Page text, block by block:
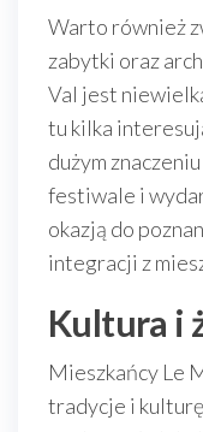
Warto również
zabytki oraz
Val jest
tu kilka
dużym
festiwale i
okazją do
integracji z
Kultura i
Mieszkańcy Le
tradycje i